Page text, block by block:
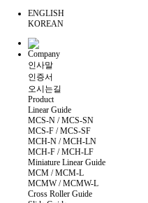
ENGLISH
KOREAN
Company
인사말
인증서
오시는길
Product
Linear Guide
MCS-N / MCS-SN
MCS-F / MCS-SF
MCH-N / MCH-LN
MCH-F / MCH-LF
Miniature Linear Guide
MCM / MCM-L
MCMW / MCMW-L
Cross Roller Guide